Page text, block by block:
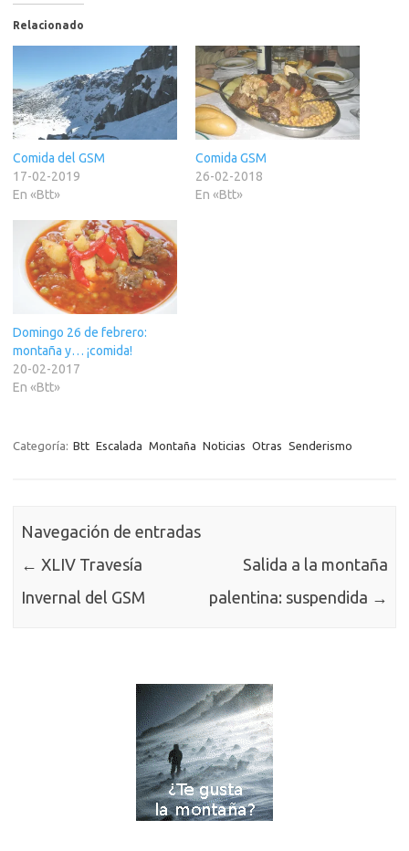
Relacionado
Comida del GSM
17-02-2019
En «Btt»
Comida GSM
26-02-2018
En «Btt»
Domingo 26 de febrero:
montaña y… ¡comida!
20-02-2017
En «Btt»
Categoría: Btt Escalada Montaña Noticias Otras Senderismo
Navegación de entradas
← XLIV Travesía
Invernal del GSM
Salida a la montaña
palentina: suspendida →